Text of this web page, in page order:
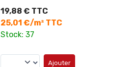
19,88 € TTC
25,01 €/m² TTC
Stock: 37
Ajouter